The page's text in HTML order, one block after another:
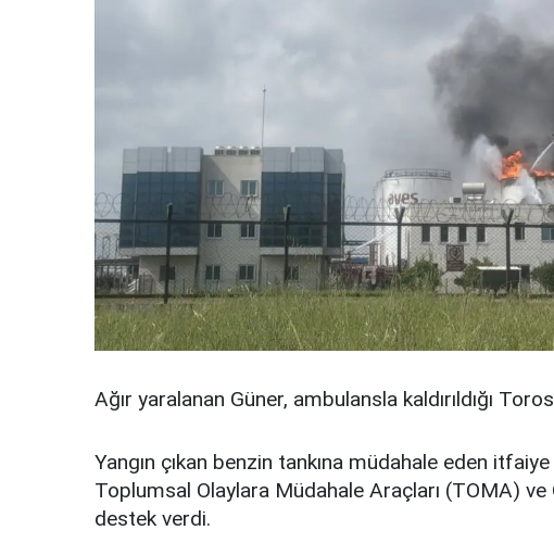
Ağır yaralanan Güner, ambulansla kaldırıldığı
Yangın çıkan benzin tankına müdahale eden
Toplumsal Olaylara Müdahale Araçları (TOMA)
destek verdi.